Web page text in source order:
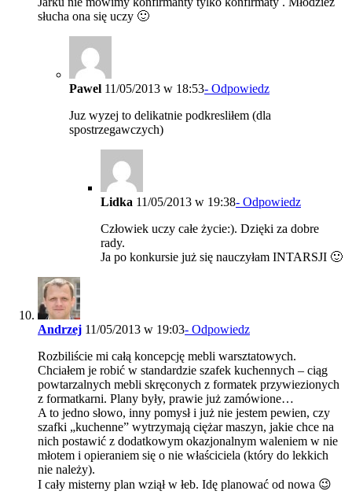
słucha ona się uczy 🙂
Pawel 11/05/2013 w 18:53- Odpowiedz
Juz wyzej to delikatnie podkresliłem (dla
spostrzegawczych)
Lidka 11/05/2013 w 19:38- Odpowiedz
Człowiek uczy całe życie:). Dzięki za dobre
rady.
Ja po konkursie już się nauczyłam INTARSJI 🙂
Andrzej 11/05/2013 w 19:03- Odpowiedz
Rozbiliście mi całą koncepcję mebli warsztatowych.
Chciałem je robić w standardzie szafek kuchennych – ciąg
powtarzalnych mebli skręconych z formatek przywiezionych
z formatkarni. Plany były, prawie już zamówione…
A to jedno słowo, inny pomysł i już nie jestem pewien, czy
szafki „kuchenne” wytrzymają ciężar maszyn, jakie chce na
nich postawić z dodatkowym okazjonalnym waleniem w nie
młotem i opieraniem się o nie właściciela (który do lekkich
nie należy).
I cały misterny plan wziął w łeb. Idę planować od nowa 😉